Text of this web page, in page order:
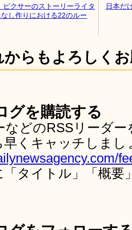
ピクサーのストーリーライタ
し作りにおける22のルー
日本だ
からもよろしく
グを購読する
などのRSSリーダ
早くキャッチしま
タイトル」「概要